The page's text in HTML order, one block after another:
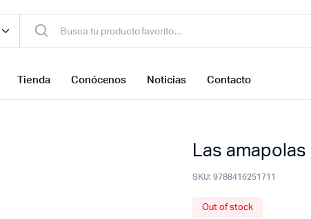
Tienda Conócenos Noticias Contacto
Las amapolas
SKU: 9788416251711
Out of stock